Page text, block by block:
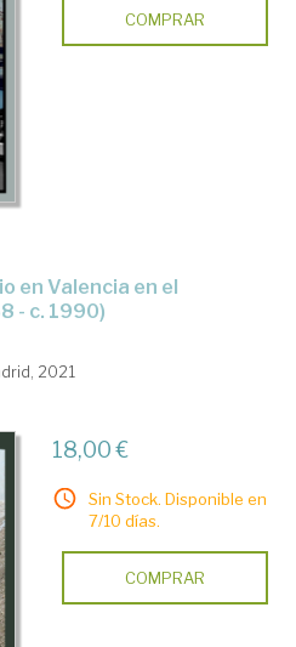
COMPRAR
- c. 1990)
2021
18,00 €
Sin Stock. Disponible en
7/10 días.
COMPRAR